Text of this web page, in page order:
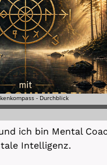
ich bin Mental
Intelligenz.